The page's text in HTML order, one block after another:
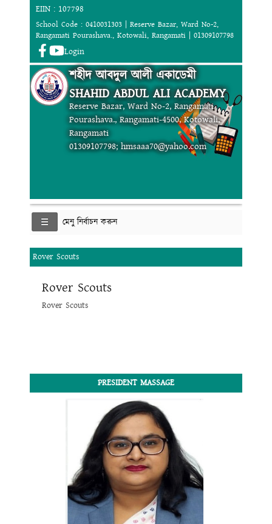
EIIN : 107798
School Code : 0410031303 | Reserve Bazar, Ward No-2,
Rangamati Pourashava., Kotowali, Rangamati | 01309107798
Login
শহীদ আবদুল আলী একাডেমী
SHAHID ABDUL ALI ACADEMY
Reserve Bazar, Ward No-2, Rangamati
Pourashava., Rangamati-4500, Kotowali,
Rangamati
01309107798; hmsaaa70@yahoo.com
মেনু নির্বাচন করুন
Rover Scouts
Rover Scouts
Rover Scouts
PRESIDENT MASSAGE